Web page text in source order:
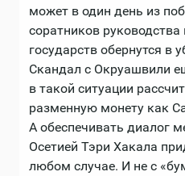
может в один день из
соратников
государств обернутся в
Скандал с Окруашвили
в такой ситуации
разменную монету как
А обеспечивать диалог
Осетией Тэри Хакала
любом случае. И не с